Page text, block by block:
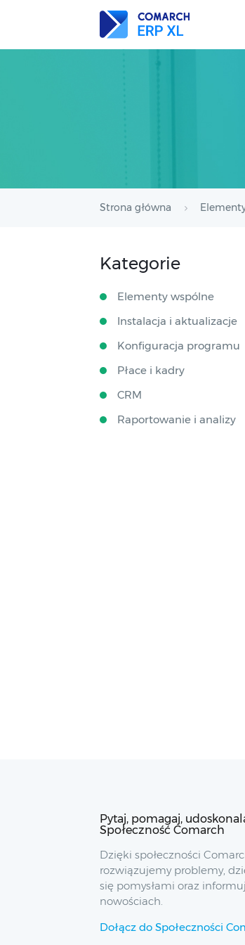
Strona główna
Kategorie
Elementy wspólne
Instalacja i aktualizacje
Konfiguracja programu
Płace i kadry
CRM
Raportowanie i analizy
Pytaj, pomagaj,
Społeczność Comarch
Dzięki społeczności
rozwiązujemy problemy,
się pomysłami oraz
nowościach.
Dołącz do Społeczności